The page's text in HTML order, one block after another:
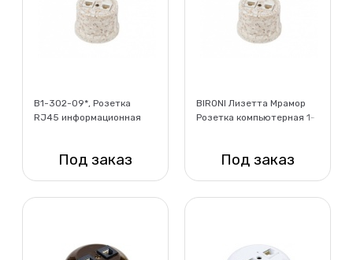
B1-302-09*, Розетка
RJ45 информационная
Под заказ
Нет в наличии
BIRONI Лизетта Мрамор
Розетка компьютерная 1-
Под заказ
Нет в наличии